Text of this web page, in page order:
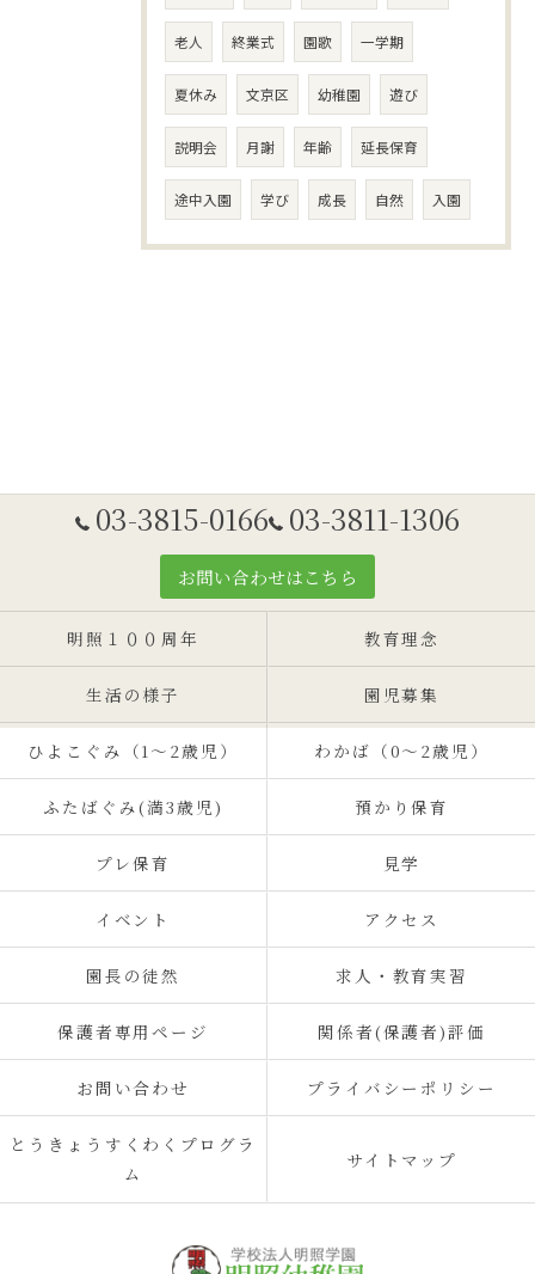
老人 終業式 園歌 一学期
夏休み 文京区 幼稚園 遊び
説明会 月謝 年齢 延長保育
途中入園 学び 成長 自然 入園
03-3815-0166 03-3811-1306
お問い合わせはこちら
明照１００周年 教育理念
生活の様子 園児募集
ひよこぐみ（1〜2歳児） わかば（0～2歳児）
ふたばぐみ(満3歳児) 預かり保育
プレ保育 見学
イベント アクセス
園長の徒然 求人・教育実習
保護者専用ページ 関係者(保護者)評価
お問い合わせ プライバシーポリシー
とうきょうすくわくプログラ
ム
サイトマップ